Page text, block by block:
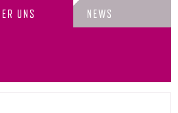
UNS NEWS